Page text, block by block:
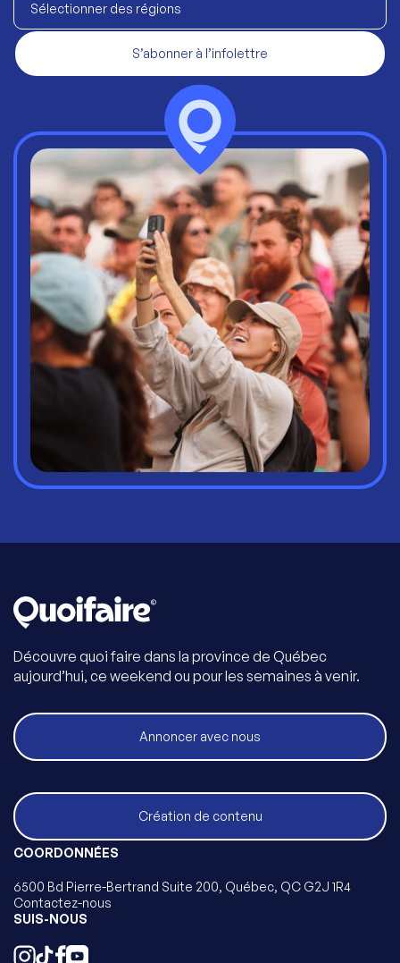
Sélectionner des régions
S’abonner à l’infolettre
Découvre quoi faire dans la province de Québec
aujourd’hui, ce weekend ou pour les semaines à venir.
Annoncer avec nous
Création de contenu
COORDONNÉES
6500 Bd Pierre-Bertrand Suite 200, Québec, QC G2J 1R4
Contactez-nous
SUIS-NOUS